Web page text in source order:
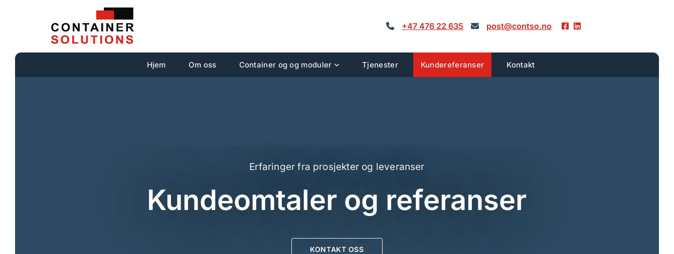
 +47 476 22 635  post@contso.no  
Hjem Om oss Container og og moduler Tjenester Kundereferanser Kontakt
Erfaringer fra prosjekter og leveranser
Kundeomtaler og referanser
KONTAKT OSS